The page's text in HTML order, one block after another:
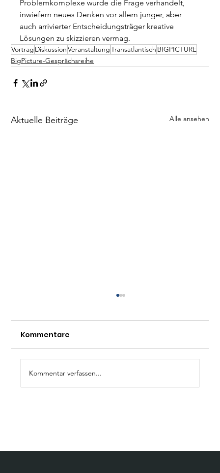
Problemkomplexe wurde die Frage verhandelt,
inwiefern neues Denken vor allem junger, aber
auch arrivierter Entscheidungsträger kreative
Lösungen zu skizzieren vermag.
Vortrag DiskussionVeranstaltungTransatlantisch BIGPICTURE
BigPicture-Gesprächsreihe
Aktuelle Beiträge Alle ansehen
Kommentare
Kommentar verfassen...